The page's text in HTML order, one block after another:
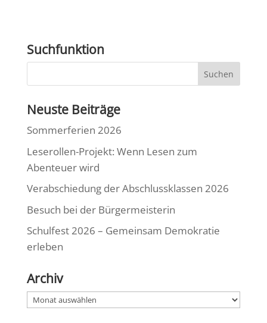
Suchfunktion
Neuste Beiträge
Sommerferien 2026
Leserollen-Projekt: Wenn Lesen zum
Abenteuer wird
Verabschiedung der Abschlussklassen 2026
Besuch bei der Bürgermeisterin
Schulfest 2026 – Gemeinsam Demokratie
erleben
Archiv
Archiv